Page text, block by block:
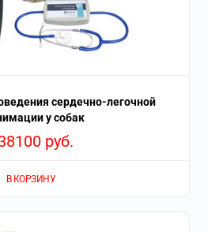
сердечно-легочной
у собак
руб.
В КОРЗИНУ